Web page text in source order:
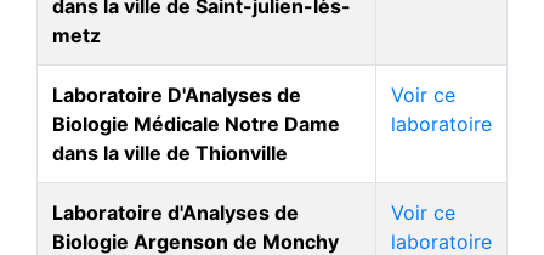
dans la ville de Saint-julien-lès-
metz
Laboratoire D'Analyses de
Biologie Médicale Notre Dame
dans la ville de Thionville
Voir ce
laboratoire
Laboratoire d'Analyses de
Biologie Argenson de Monchy
Voir ce
laboratoire